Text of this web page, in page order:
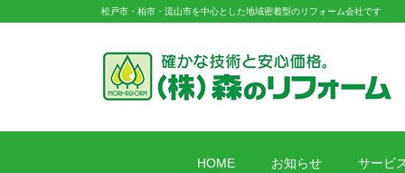
松戸市・柏市・流山市を中心とした地域密着型のリフォーム会社です
HOME お知らせ サービ